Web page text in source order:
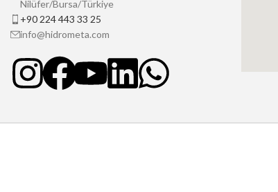
Nilüfer/Bursa/Türkiye
+90 224 443 33 25
info@hidrometa.com